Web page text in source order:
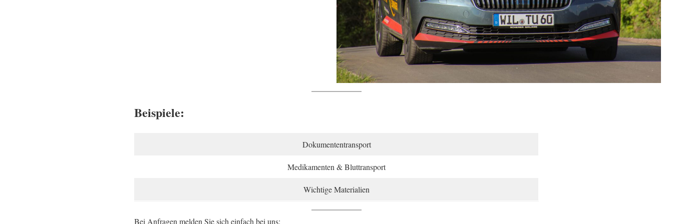
Beispiele:
Dokumententransport
Medikamenten & Bluttransport
Wichtige Materialien
Bei Anfragen melden Sie sich einfach bei uns: